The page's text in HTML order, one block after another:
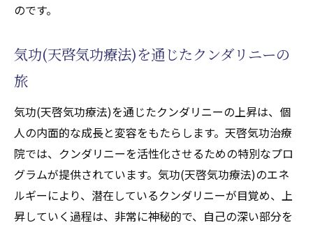
のです。
気功(天啓気功療法)を通じたクンダリニーの
旅
気功(天啓気功療法)を通じたクンダリニーの上昇は、個
人の内面的な成長と変容をもたらします。天啓気功治療
院では、クンダリニーを活性化させるための特別なプロ
グラムが提供されています。気功(天啓気功療法)のエネ
ルギーにより、潜在しているクンダリニーが目覚め、上
昇していく過程は、非常に神秘的で、自己の深い部分を